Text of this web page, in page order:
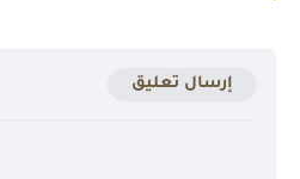
إرسال تعليق